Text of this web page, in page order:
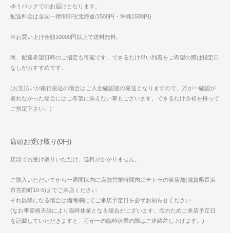
ゆうパックでのお届けとなります。
配送料金は全国一律800円(北海道/1500円・沖縄1500円)
※お買い上げ金額10000円以上で送料無料。
尚、配達希望日時のご指定も可能です。できるだけ早い到着をご希望の際は指定日
なしがおすすめです。
(お支払いが銀行振込の場合はご入金確認後の発送となりますので、万が一確認が
取れなかった場合にはご希望に添えない事もございます。できるだけ余裕を持って
ご指定下さい。)
店頭お受け取り(0円)
店頭でお受け取りいただけ、送料がかかりません。
ご購入いただいてから一週間以内に店舗営業時間内にテトラの実店舗(滋賀県長浜
市宮前町10-5)までご来店ください
それ以降になる場合は備考欄にてご来店予定日を必ずお知らせください
(なお季節柄天候により臨時休業となる場合がございます。念のためご来店予定日
を記載していただきますと、万が一の臨時休業の際はご連絡差し上げます。)